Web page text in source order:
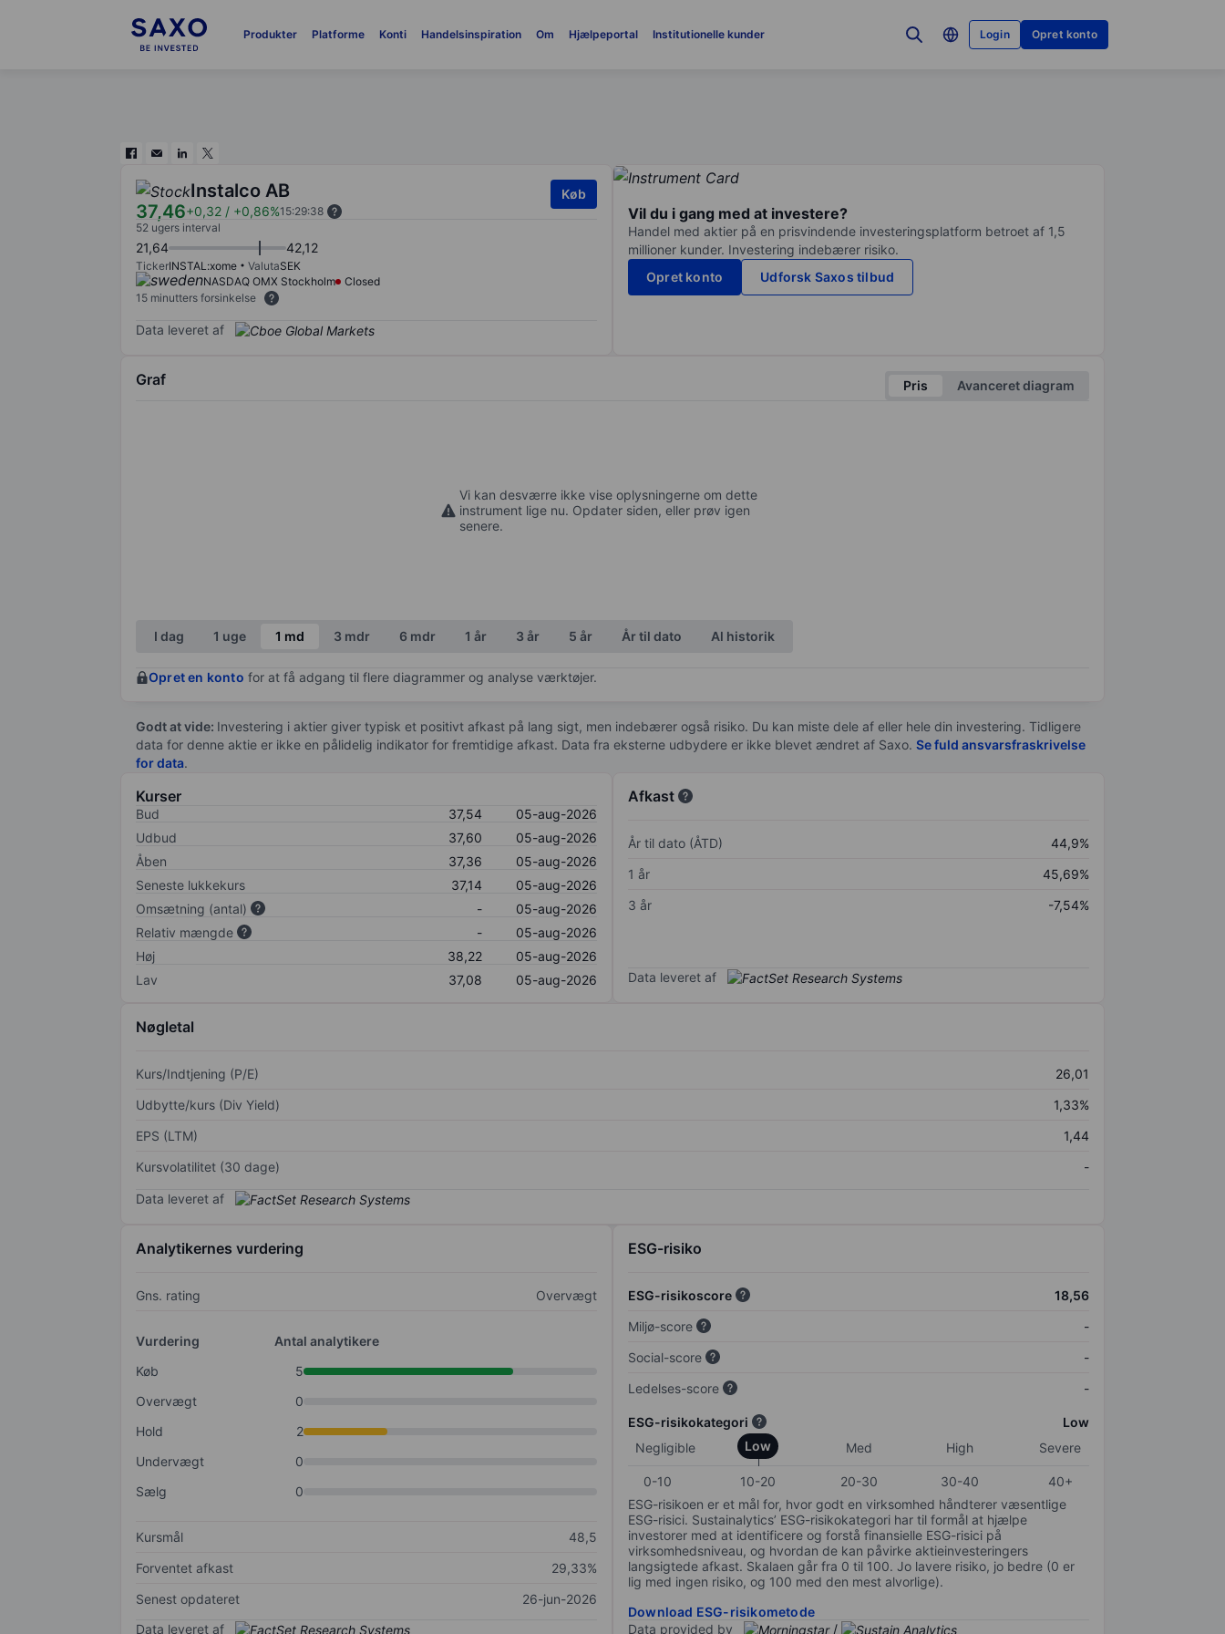
Produkter Platforme Konti Handelsinspiration Om Hjælpeportal Institutionelle kunder Login Opret konto
Instalco AB
37,46+0,32 / +0,86%15:29:38
Køb
52 ugers interval
21,64 42,12
TickerINSTAL:xome ValutaSEK
NASDAQ OMX Stockholm
Closed
15 minutters forsinkelse
Data leveret af
Vil du i gang med at investere?
Handel med aktier på en prisvindende investeringsplatform betroet af 1,5
millioner kunder. Investering indebærer risiko.
Opret konto
Udforsk Saxos tilbud
Graf Pris Avanceret diagram
Vi kan desværre ikke vise oplysningerne om dette
instrument lige nu. Opdater siden, eller prøv igen
senere.
I dag 1 uge 1 md 3 mdr 6 mdr 1 år 3 år 5 år År til dato Al historik
Opret en konto for at få adgang til flere diagrammer og analyse værktøjer.
Godt at vide: Investering i aktier giver typisk et positivt afkast på lang sigt, men indebærer også risiko. Du kan miste dele af eller hele din investering. Tidligere
data for denne aktie er ikke en pålidelig indikator for fremtidige afkast. Data fra eksterne udbydere er ikke blevet ændret af Saxo. Se fuld ansvarsfraskrivelse
for data.
Kurser
Bud 37,54
05-aug-2026
Udbud
37,60
05-aug-2026
Åben
37,36
05-aug-2026
Seneste lukkekurs
37,14
05-aug-2026
Omsætning (antal)
-
05-aug-2026
Relativ mængde
-
05-aug-2026
Høj
38,22
05-aug-2026
Lav
37,08 05-aug-2026
Afkast
År til dato (ÅTD)
44,9%
1 år
45,69%
3 år
-7,54%
Data leveret af
Nøgletal
Kurs/Indtjening (P/E)
26,01
Udbytte/kurs (Div Yield)
1,33%
EPS (LTM)
1,44
Kursvolatilitet (30 dage)
-
Data leveret af
Analytikernes vurdering
Gns. rating Overvægt
Vurdering
Antal analytikere
Køb
5
Overvægt
0
Hold
2
Undervægt
0
Sælg
0
Kursmål
48,5
Forventet afkast
29,33%
Senest opdateret
26-jun-2026
Data leveret af
ESG-risiko
ESG-risikoscore
18,56
Miljø-score
-
Social-score
-
Ledelses-score
-
ESG-risikokategori
Low
Negligible
Low Med High Severe
0-10 10-20 20-30 30-40
40+
ESG-risikoen er et mål for, hvor godt en virksomhed håndterer væsentlige
ESG-risici. Sustainalytics’ ESG-risikokategori har til formål at hjælpe
investorer med at identificere og forstå finansielle ESG-risici på
virksomhedsniveau, og hvordan de kan påvirke aktieinvesteringers
langsigtede afkast. Skalaen går fra 0 til 100. Jo lavere risiko, jo bedre (0 er
lig med ingen risiko, og 100 med den mest alvorlige).
Download ESG-risikometode
Data provided by
/